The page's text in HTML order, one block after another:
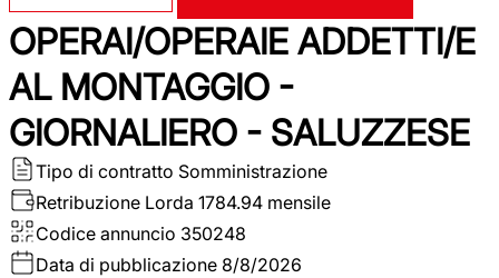
OPERAI/OPERAIE ADDETTI/E
AL MONTAGGIO -
GIORNALIERO - SALUZZESE
Tipo di contratto Somministrazione
Retribuzione Lorda 1784.94 mensile
Codice annuncio 350248
Data di pubblicazione 8/8/2026